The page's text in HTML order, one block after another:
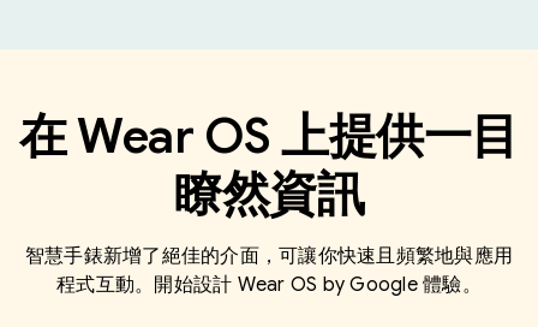
在 Wear OS 上提供一目
瞭然資訊
智慧手錶新增了絕佳的介面，可讓你快速且頻繁地與應用
程式互動。開始設計 Wear OS by Google 體驗。